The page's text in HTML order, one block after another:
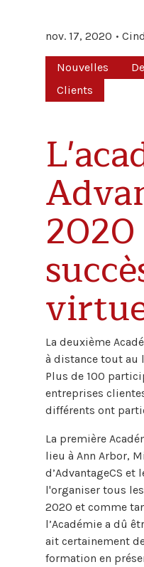
nov. 17, 2020
Nouvelles
Clients
La deuxième
à distance tout au
Plus de 100
entreprises
différents ont
La première
lieu à Ann Arbor,
d’AdvantageCS
l'organiser tous
2020 et comme
l’Académie a dû
ait certainement
formation en